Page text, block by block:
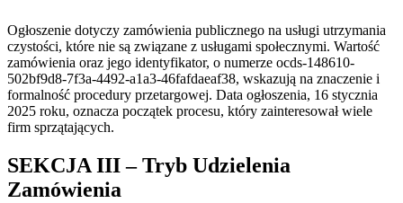
Ogłoszenie dotyczy zamówienia publicznego na usługi utrzymania
czystości, które nie są związane z usługami społecznymi. Wartość
zamówienia oraz jego identyfikator, o numerze ocds-148610-
502bf9d8-7f3a-4492-a1a3-46fafdaeaf38, wskazują na znaczenie i
formalność procedury przetargowej. Data ogłoszenia, 16 stycznia
2025 roku, oznacza początek procesu, który zainteresował wiele
firm sprzątających.
SEKCJA III – Tryb Udzielenia
Zamówienia